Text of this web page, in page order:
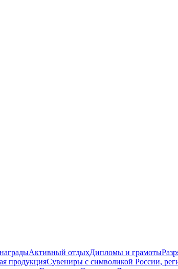
Активный отдыхДипломы и грамоты
продукцияСувениры с символикой России,